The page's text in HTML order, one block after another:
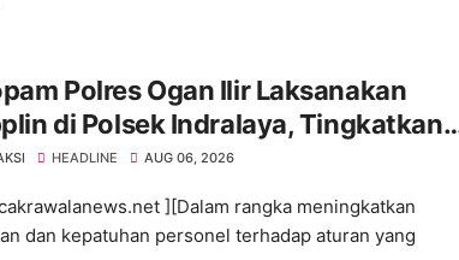
Polres Ogan Ilir Laksanakan
di Polsek Indralaya, Tingkatkan
Personel Polri
HEADLINE AUG 06, 2026
][Dalam rangka meningkatkan
dan kepatuhan personel terhadap aturan yang